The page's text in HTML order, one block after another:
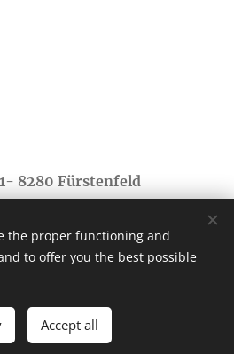
8280 Fürstenfeld
4073682
the proper functioning and
to offer you the best possible
Accept all